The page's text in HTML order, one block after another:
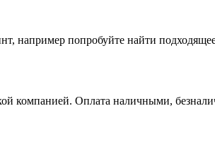
например попробуйте найти
компанией. Оплата наличными,